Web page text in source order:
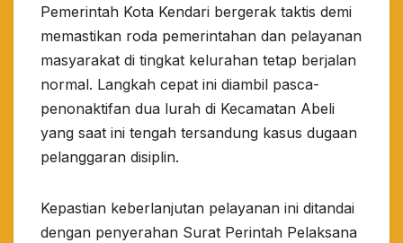
Pemerintah Kota Kendari bergerak taktis demi
memastikan roda pemerintahan dan pelayanan
masyarakat di tingkat kelurahan tetap berjalan
normal. Langkah cepat ini diambil pasca-
penonaktifan dua lurah di Kecamatan Abeli
yang saat ini tengah tersandung kasus dugaan
pelanggaran disiplin.
​Kepastian keberlanjutan pelayanan ini ditandai
dengan penyerahan Surat Perintah Pelaksana